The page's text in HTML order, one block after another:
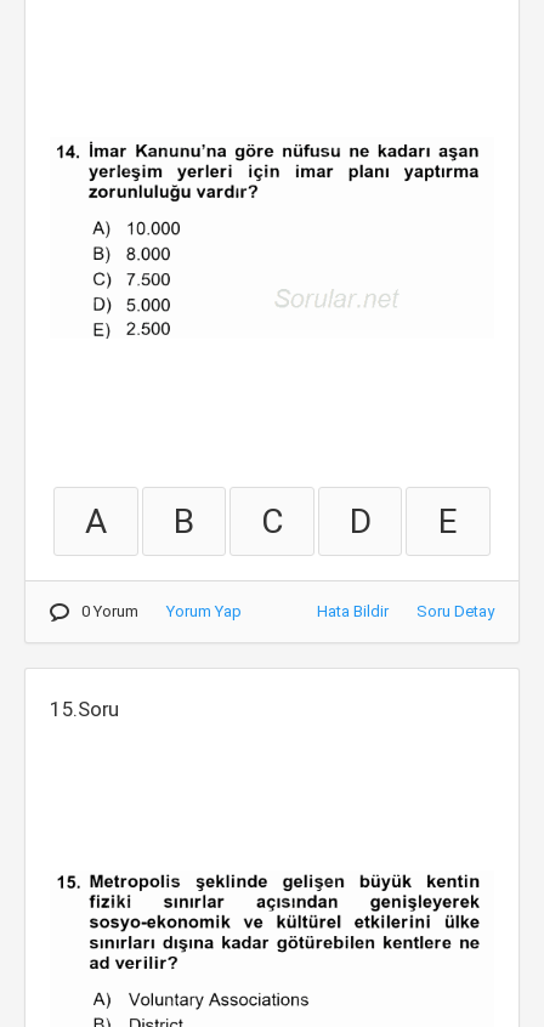
A B C D E
0 Yorum Yorum Yap Hata Bildir Soru Detay
15.Soru